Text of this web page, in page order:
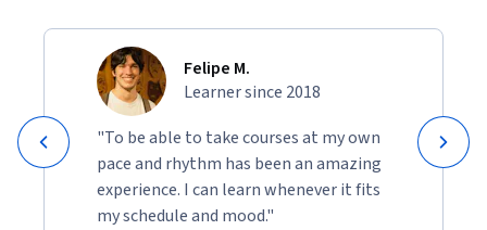
Felipe M.
Learner since 2018
"To be able to take courses at my own
pace and rhythm has been an amazing
experience. I can learn whenever it fits
my schedule and mood."